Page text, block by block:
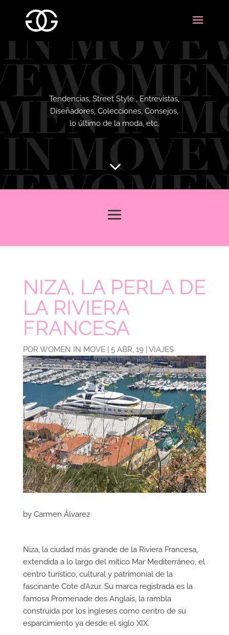
Tendencias, Street Style , Entrevistas,
Diseñadores, Colecciones, Consejos,
lo último de la moda, etc.
3
NIZA, LA PERLA DE
LA RIVIERA
FRANCESA
POR WOMEN IN MOVE| 5 ABR, 19 VIAJES
by Carmen Álvarez
Niza, la ciudad más grande de la Riviera Francesa,
extendida a lo largo del mítico Mar Mediterráneo, el
centro turístico, cultural y patrimonial de la
fascinante Cote d’Azur. Su marca registrada es la
famosa Promenade des Anglais, la rambla
construida por los ingleses como centro de su
esparcimiento ya desde el siglo XIX.